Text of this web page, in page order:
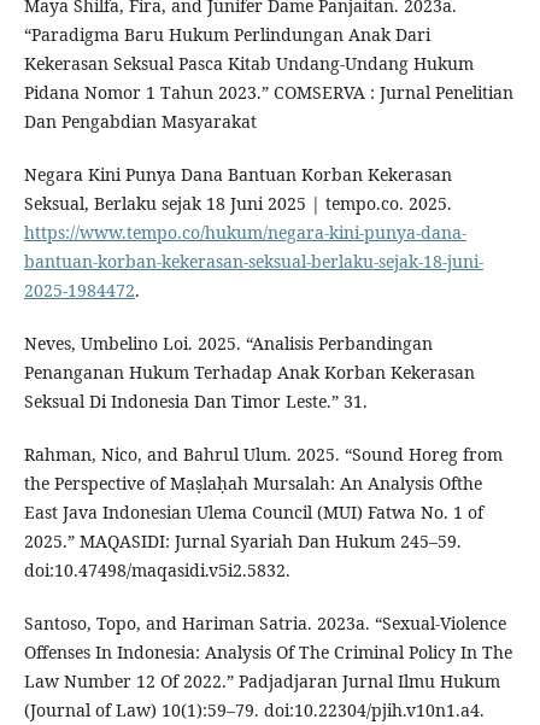
Maya Shilfa, Fira, and Junifer Dame Panjaitan. 2023a.
“Paradigma Baru Hukum Perlindungan Anak Dari
Kekerasan Seksual Pasca Kitab Undang-Undang Hukum
Pidana Nomor 1 Tahun 2023.” COMSERVA : Jurnal Penelitian
Dan Pengabdian Masyarakat
Negara Kini Punya Dana Bantuan Korban Kekerasan
Seksual, Berlaku sejak 18 Juni 2025 | tempo.co. 2025.
https://www.tempo.co/hukum/negara-kini-punya-dana-
bantuan-korban-kekerasan-seksual-berlaku-sejak-18-juni-
2025-1984472.
Neves, Umbelino Loi. 2025. “Analisis Perbandingan
Penanganan Hukum Terhadap Anak Korban Kekerasan
Seksual Di Indonesia Dan Timor Leste.” 31.
Rahman, Nico, and Bahrul Ulum. 2025. “Sound Horeg from
the Perspective of Maṣlaḥah Mursalah: An Analysis Ofthe
East Java Indonesian Ulema Council (MUI) Fatwa No. 1 of
2025.” MAQASIDI: Jurnal Syariah Dan Hukum 245–59.
doi:10.47498/maqasidi.v5i2.5832.
Santoso, Topo, and Hariman Satria. 2023a. “Sexual-Violence
Offenses In Indonesia: Analysis Of The Criminal Policy In The
Law Number 12 Of 2022.” Padjadjaran Jurnal Ilmu Hukum
(Journal of Law) 10(1):59–79. doi:10.22304/pjih.v10n1.a4.